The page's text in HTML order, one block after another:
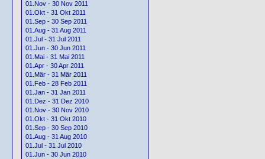
01.Nov - 30 Nov 2011
01.Okt - 31 Okt 2011
01.Sep - 30 Sep 2011
01.Aug - 31 Aug 2011
01.Jul - 31 Jul 2011
01.Jun - 30 Jun 2011
01.Mai - 31 Mai 2011
01.Apr - 30 Apr 2011
01.Mär - 31 Mär 2011
01.Feb - 28 Feb 2011
01.Jan - 31 Jan 2011
01.Dez - 31 Dez 2010
01.Nov - 30 Nov 2010
01.Okt - 31 Okt 2010
01.Sep - 30 Sep 2010
01.Aug - 31 Aug 2010
01.Jul - 31 Jul 2010
01.Jun - 30 Jun 2010